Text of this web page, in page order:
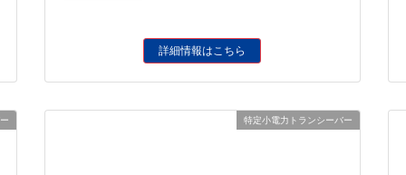
詳細情報はこちら
特定小電力トランシーバー